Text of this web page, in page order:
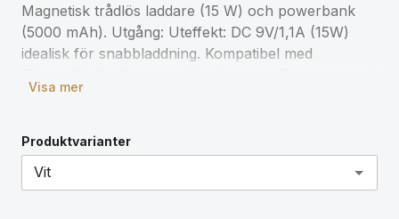
Magnetisk trådlös laddare (15 W) och powerbank
(5000 mAh). Utgång: Uteffekt: DC 9V/1,1A (15W)
idealisk för snabbladdning. Kompatibel med
alla enheter som har Qi-laddning. Inkluderar
laddning av andra icke-magnetiska trådlöst
laddningsbara telefoner. In/utgång: Typ-C
Visa mer
Produktvarianter